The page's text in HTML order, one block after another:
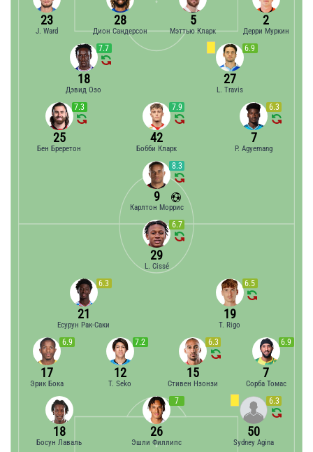
2
Дерри Муркин
5
Мэттью Кларк
28
Дион Сандерсон
23
J. Ward
6.9
27
L. Travis
7.7
18
Дэвид Озо
6.3
7
P. Agyemang
7.9
42
Бобби Кларк
7.3
25
Бен Бреретон
8.3
9
Карлтон Моррис
18
Босун Лаваль
7
26
Эшли Филлипс
6.3
50
Sydney Agina
6.9
17
Эрик Бока
7.2
12
T. Seko
6.3
15
Стивен Нзонзи
6.9
7
Сорба Томас
6.3
21
Есурун Рак-Саки
6.5
19
T. Rigo
6.7
29
L. Cissé